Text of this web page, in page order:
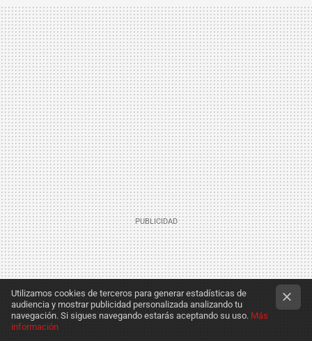
Utilizamos cookies de terceros para generar estadísticas de
audiencia y mostrar publicidad personalizada analizando tu
navegación. Si sigues navegando estarás aceptando su uso. Más
información